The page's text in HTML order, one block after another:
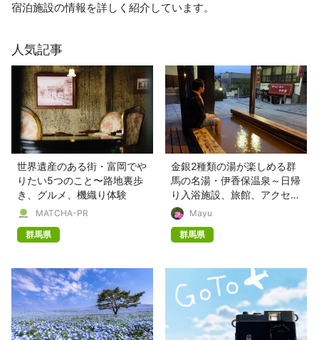
宿泊施設の情報を詳しく紹介しています。
人気記事
世界遺産のある街・富岡でや
りたい5つのこと〜路地裏歩
き、グルメ、機織り体験
MATCHA-PR
群馬県
金銀2種類の湯が楽しめる群
馬の名湯・伊香保温泉～日帰
り入浴施設、旅館、アクセス
情報など～
Mayu
群馬県